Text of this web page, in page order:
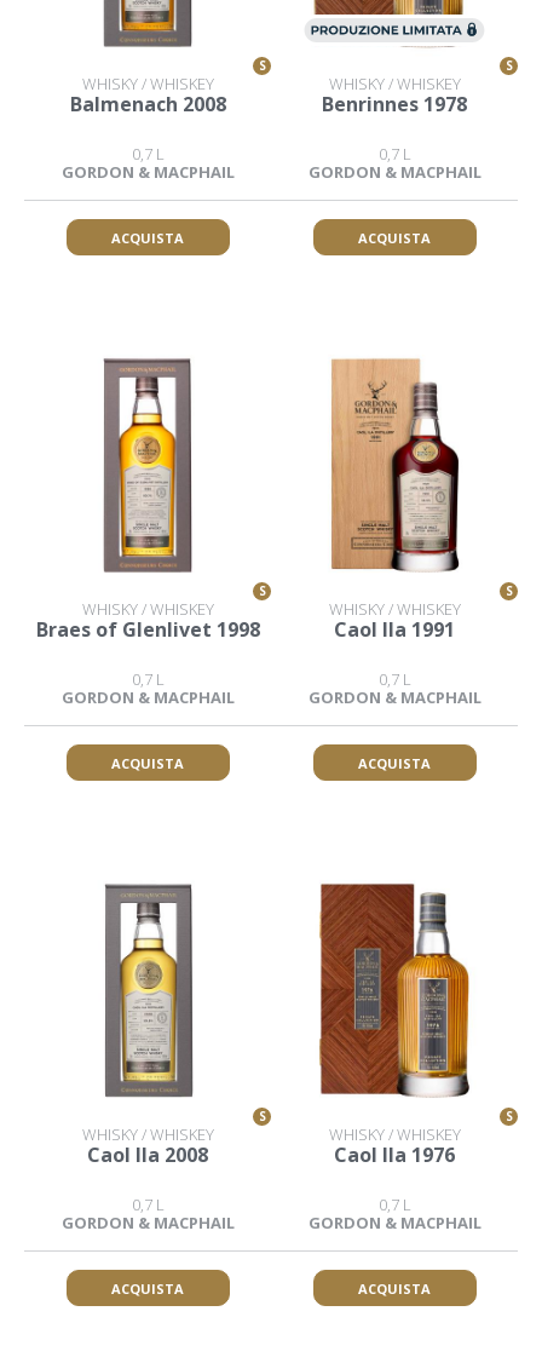
S
WHISKY / WHISKEY
Balmenach 2008
0,7 L
GORDON & MACPHAIL
ACQUISTA
S
WHISKY / WHISKEY
Benrinnes 1978
0,7 L
GORDON & MACPHAIL
ACQUISTA
S
WHISKY / WHISKEY
Braes of Glenlivet 1998
0,7 L
GORDON & MACPHAIL
ACQUISTA
S
WHISKY / WHISKEY
Caol Ila 1991
0,7 L
GORDON & MACPHAIL
ACQUISTA
S
WHISKY / WHISKEY
Caol Ila 2008
0,7 L
GORDON & MACPHAIL
ACQUISTA
S
WHISKY / WHISKEY
Caol Ila 1976
0,7 L
GORDON & MACPHAIL
ACQUISTA